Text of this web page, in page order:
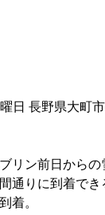
日 長野県大町
リン前日から
通りに到着で
着。